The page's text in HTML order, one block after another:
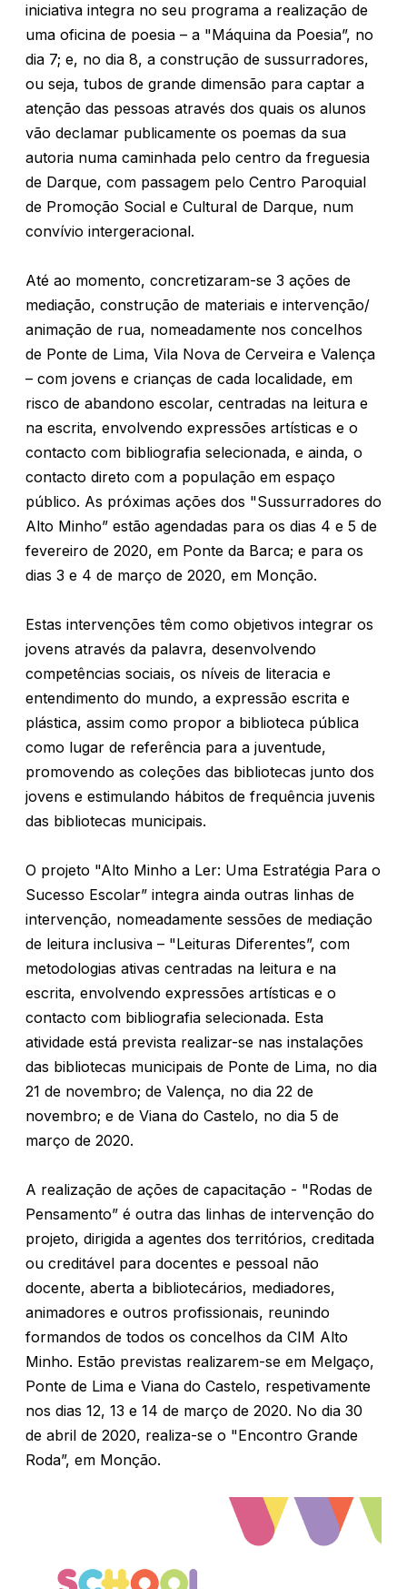
iniciativa integra no seu programa a realização de
uma oficina de poesia – a "Máquina da Poesia”, no
dia 7; e, no dia 8, a construção de sussurradores,
ou seja, tubos de grande dimensão para captar a
atenção das pessoas através dos quais os alunos
vão declamar publicamente os poemas da sua
autoria numa caminhada pelo centro da freguesia
de Darque, com passagem pelo Centro Paroquial
de Promoção Social e Cultural de Darque, num
convívio intergeracional.
Até ao momento, concretizaram-se 3 ações de
mediação, construção de materiais e intervenção/
animação de rua, nomeadamente nos concelhos
de Ponte de Lima, Vila Nova de Cerveira e Valença
– com jovens e crianças de cada localidade, em
risco de abandono escolar, centradas na leitura e
na escrita, envolvendo expressões artísticas e o
contacto com bibliografia selecionada, e ainda, o
contacto direto com a população em espaço
público. As próximas ações dos "Sussurradores do
Alto Minho” estão agendadas para os dias 4 e 5 de
fevereiro de 2020, em Ponte da Barca; e para os
dias 3 e 4 de março de 2020, em Monção.
Estas intervenções têm como objetivos integrar os
jovens através da palavra, desenvolvendo
competências sociais, os níveis de literacia e
entendimento do mundo, a expressão escrita e
plástica, assim como propor a biblioteca pública
como lugar de referência para a juventude,
promovendo as coleções das bibliotecas junto dos
jovens e estimulando hábitos de frequência juvenis
das bibliotecas municipais.
O projeto "Alto Minho a Ler: Uma Estratégia Para o
Sucesso Escolar” integra ainda outras linhas de
intervenção, nomeadamente sessões de mediação
de leitura inclusiva – "Leituras Diferentes”, com
metodologias ativas centradas na leitura e na
escrita, envolvendo expressões artísticas e o
contacto com bibliografia selecionada. Esta
atividade está prevista realizar-se nas instalações
das bibliotecas municipais de Ponte de Lima, no dia
21 de novembro; de Valença, no dia 22 de
novembro; e de Viana do Castelo, no dia 5 de
março de 2020.
A realização de ações de capacitação - "Rodas de
Pensamento” é outra das linhas de intervenção do
projeto, dirigida a agentes dos territórios, creditada
ou creditável para docentes e pessoal não
docente, aberta a bibliotecários, mediadores,
animadores e outros profissionais, reunindo
formandos de todos os concelhos da CIM Alto
Minho. Estão previstas realizarem-se em Melgaço,
Ponte de Lima e Viana do Castelo, respetivamente
nos dias 12, 13 e 14 de março de 2020. No dia 30
de abril de 2020, realiza-se o "Encontro Grande
Roda”, em Monção.